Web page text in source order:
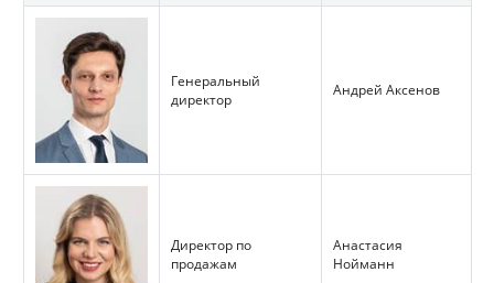
Генеральный
директор
Андрей Аксенов
Директор по
продажам
Анастасия
Нойманн